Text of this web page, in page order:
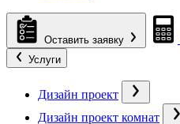
Оставить заявку
Услуги
Дизайн проект
Дизайн проект комнат